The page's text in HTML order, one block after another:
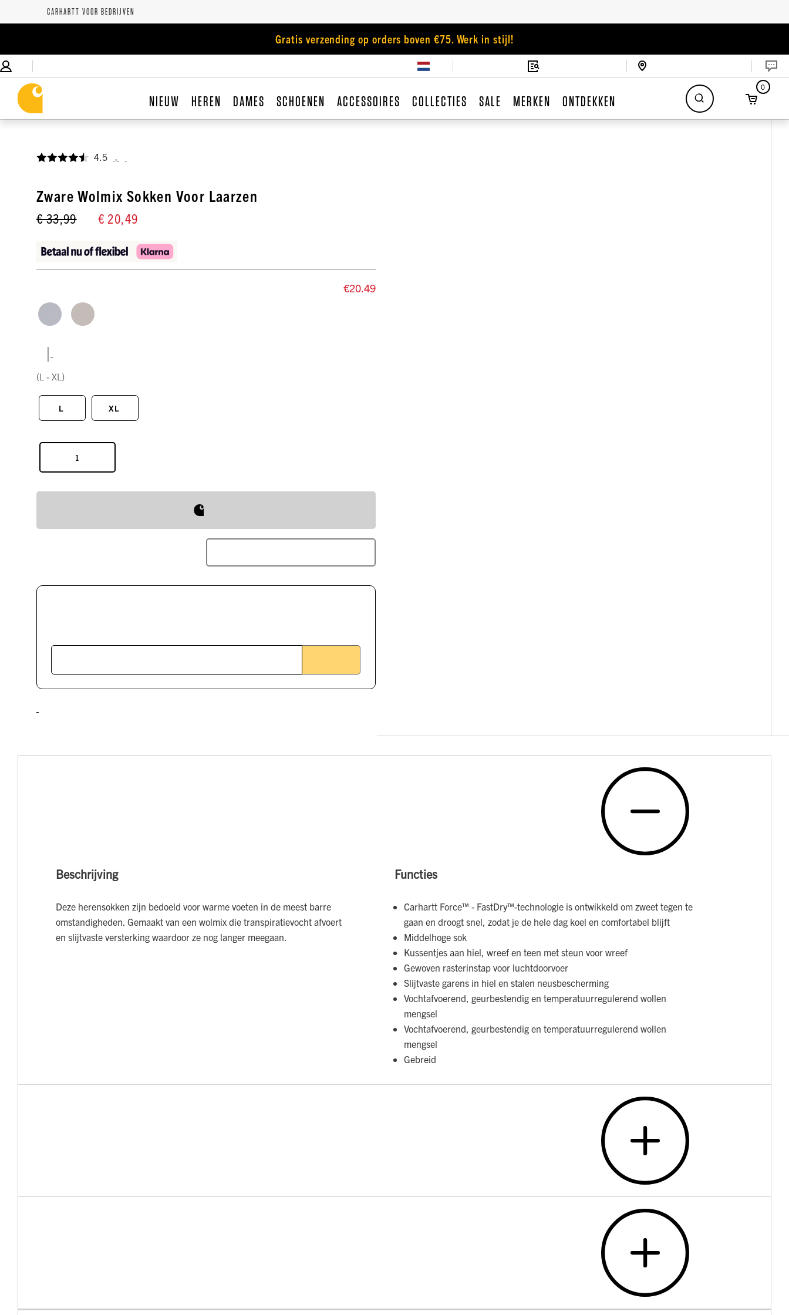
CARHARTT VOOR BEDRIJVEN
Gratis verzending op orders boven €75. Werk in stijl!
NIEUW HEREN DAMES SCHOENEN ACCESSOIRES COLLECTIES SALE MERKEN ONTDEKKEN
0
4.5
Zware Wolmix Sokken Voor Laarzen
€ 33,99 € 20,49
€20.49
|
(L - XL)
L XL
Beschrijving
Deze herensokken zijn bedoeld voor warme voeten in de meest barre
omstandigheden. Gemaakt van een wolmix die transpiratievocht afvoert
en slijtvaste versterking waardoor ze nog langer meegaan.
Functies
Carhartt Force™ - FastDry™-technologie is ontwikkeld om zweet tegen te
gaan en droogt snel, zodat je de hele dag koel en comfortabel blijft
Middelhoge sok
Kussentjes aan hiel, wreef en teen met steun voor wreef
Gewoven rasterinstap voor luchtdoorvoer
Slijtvaste garens in hiel en stalen neusbescherming
Vochtafvoerend, geurbestendig en temperatuurregulerend wollen
mengsel
Vochtafvoerend, geurbestendig en temperatuurregulerend wollen
mengsel
Gebreid